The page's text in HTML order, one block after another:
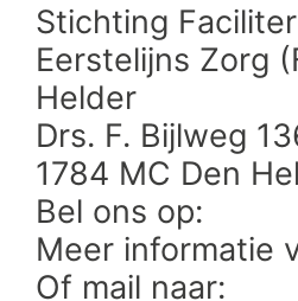
Stichting
Eerstelijns Zorg
Helder
Drs. F. Bijlweg
1784 MC Den
Bel ons op:
Meer informatie
Of mail naar: